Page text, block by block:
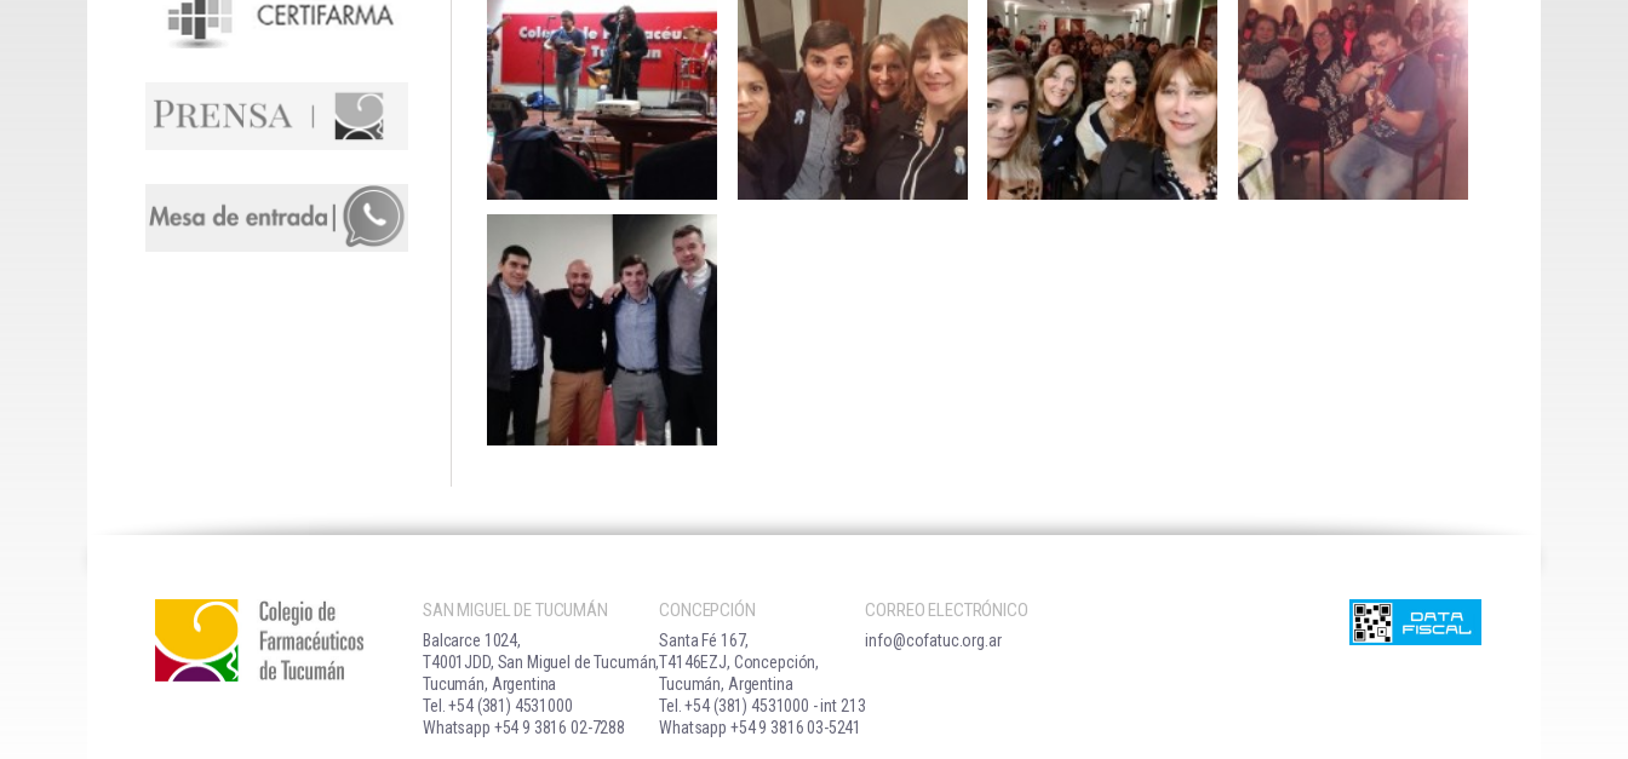
SAN MIGUEL DE TUCUMÁN
Balcarce 1024,
T4001JDD, San Miguel de Tucumán,
Tucumán, Argentina
Tel. +54 (381) 4531000
Whatsapp +54 9 3816 02-7288
CONCEPCIÓN
Santa Fé 167,
T4146EZJ, Concepción,
Tucumán, Argentina
Tel. +54 (381) 4531000 - int 213
Whatsapp +54 9 3816 03-5241
CORREO ELECTRÓNICO
info@cofatuc.org.ar